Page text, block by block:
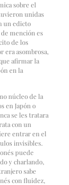
sobre el
unidas
un edicto
mención es
de los
era asombrosa,
afirmar la
en la
núcleo de la
en Japón o
se les tratara
con un
entrar en el
invisibles.
puede
y charlando,
sabe
con fluidez,